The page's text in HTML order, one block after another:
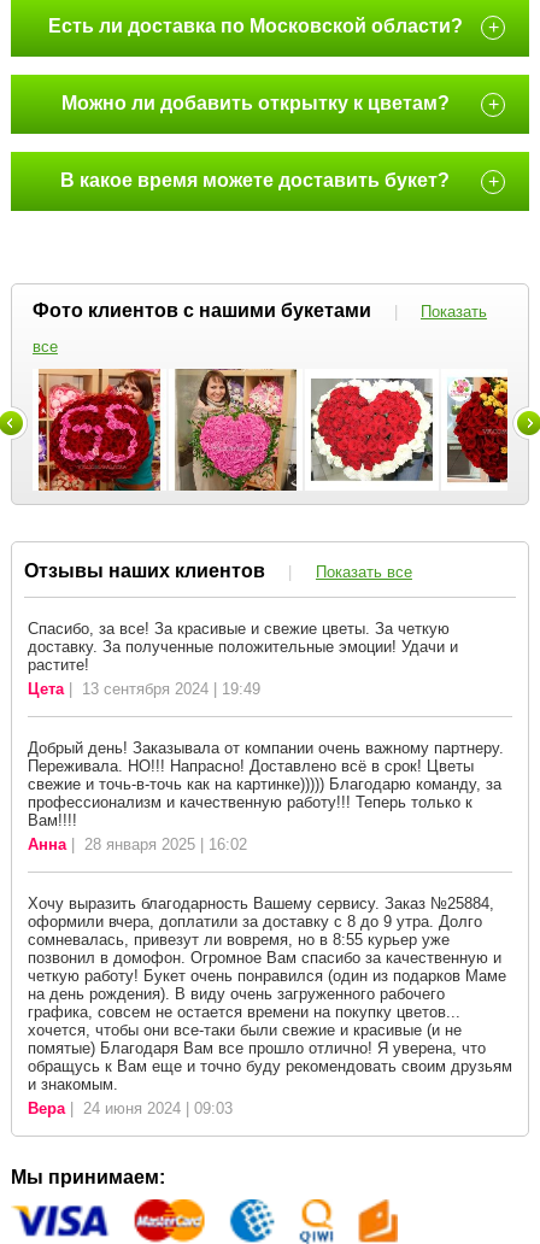
Есть ли доставка по Московской области? +
Можно ли добавить открытку к цветам? +
В какое время можете доставить букет? +
Фото клиентов с нашими букетами |
Показать
все
Отзывы наших клиентов | Показать все
Спасибо, за все! За красивые и свежие цветы. За четкую
доставку. За полученные положительные эмоции! Удачи и
растите!
Цета| 13 сентября 2024 | 19:49
Добрый день! Заказывала от компании очень важному партнеру.
Переживала. НО!!! Напрасно! Доставлено всё в срок! Цветы
свежие и точь-в-точь как на картинке))))) Благодарю команду, за
профессионализм и качественную работу!!! Теперь только к
Вам!!!!
Анна| 28 января 2025 | 16:02
Хочу выразить благодарность Вашему сервису. Заказ №25884,
оформили вчера, доплатили за доставку с 8 до 9 утра. Долго
сомневалась, привезут ли вовремя, но в 8:55 курьер уже
позвонил в домофон. Огромное Вам спасибо за качественную и
четкую работу! Букет очень понравился (один из подарков Маме
на день рождения). В виду очень загруженного рабочего
графика, совсем не остается времени на покупку цветов...
хочется, чтобы они все-таки были свежие и красивые (и не
помятые) Благодаря Вам все прошло отлично! Я уверена, что
обращусь к Вам еще и точно буду рекомендовать своим друзьям
и знакомым.
Вера| 24 июня 2024 | 09:03
Мы принимаем: